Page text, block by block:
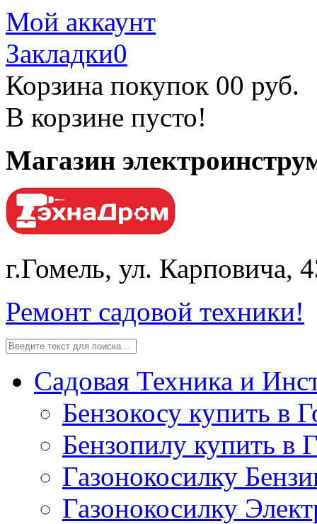
Мой аккаунт
Закладки0
Корзина покупок 00 руб.
В корзине пусто!
Магазин
г.Гомель, ул. Карповича,
Ремонт садовой техники!
Садовая Техника и
Бензокосу купить в
Бензопилу купить в
Газонокосилку
Газонокосилку